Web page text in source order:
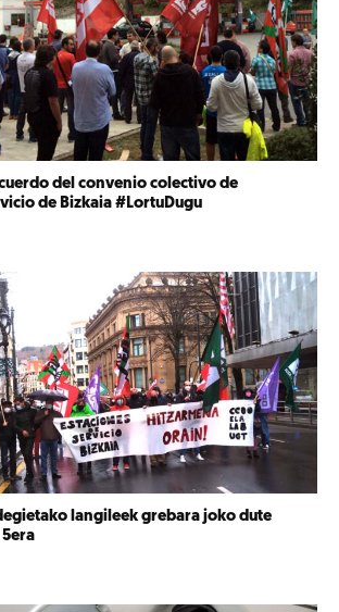
del convenio colectivo de
de Bizkaia #LortuDugu
langileek grebara joko dute